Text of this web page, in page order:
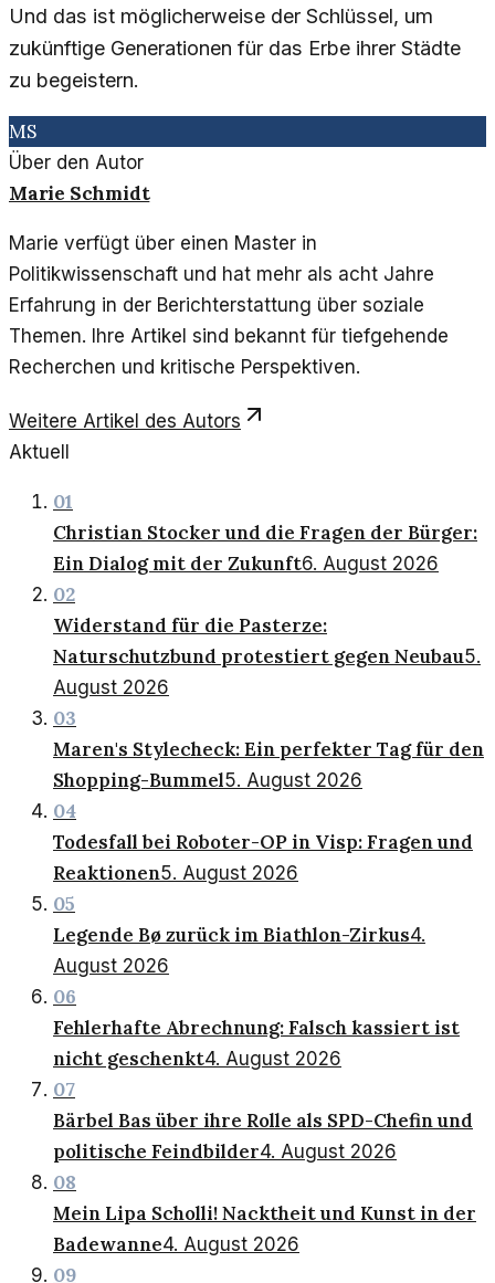
Und das ist möglicherweise der Schlüssel, um
zukünftige Generationen für das Erbe ihrer Städte
zu begeistern.
MS
Über den Autor
Marie Schmidt
Marie verfügt über einen Master in
Politikwissenschaft und hat mehr als acht Jahre
Erfahrung in der Berichterstattung über soziale
Themen. Ihre Artikel sind bekannt für tiefgehende
Recherchen und kritische Perspektiven.
Weitere Artikel des Autors
Aktuell
01
Christian Stocker und die Fragen der Bürger:
Ein Dialog mit der Zukunft6. August 2026
02
Widerstand für die Pasterze:
Naturschutzbund protestiert gegen Neubau5.
August 2026
03
Maren's Stylecheck: Ein perfekter Tag für den
Shopping-Bummel5. August 2026
04
Todesfall bei Roboter-OP in Visp: Fragen und
Reaktionen5. August 2026
05
Legende Bø zurück im Biathlon-Zirkus4.
August 2026
06
Fehlerhafte Abrechnung: Falsch kassiert ist
nicht geschenkt4. August 2026
07
Bärbel Bas über ihre Rolle als SPD-Chefin und
politische Feindbilder4. August 2026
08
Mein Lipa Scholli! Nacktheit und Kunst in der
Badewanne4. August 2026
09